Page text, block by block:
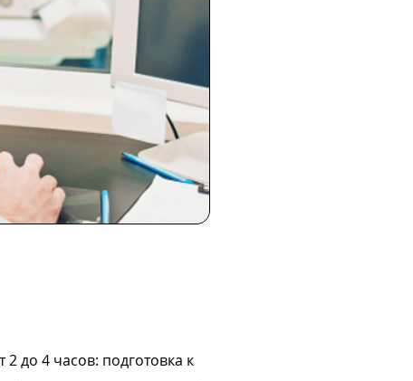
до 4 часов: подготовка к